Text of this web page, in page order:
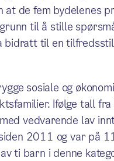
de fem bydelenes
til å stille
bidratt til en
sosiale og
Ifølge tall
vedvarende lav
2011 og var på
ti barn i denne